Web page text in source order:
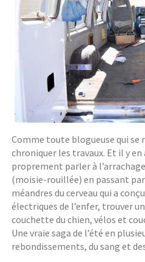
Comme toute blogueuse qui se
chroniquer les travaux. Et il y en
proprement parler à
(moisie-rouillée) en passant
méandres du cerveau qui a
électriques de l’enfer, trouver
couchette du chien, vélos et
Une vraie saga de l’été en
rebondissements, du sang et